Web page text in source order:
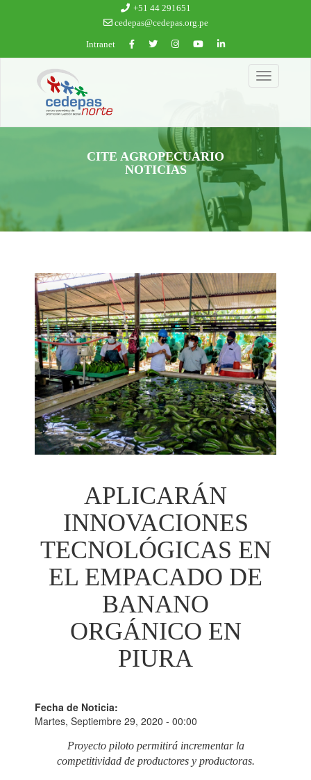
+51 44 291651
cedepas@cedepas.org.pe
Intranet
Toggle
navigation
CITE AGROPECUARIO
NOTICIAS
APLICARÁN
INNOVACIONES
TECNOLÓGICAS EN
EL EMPACADO DE
BANANO
ORGÁNICO EN
PIURA
Fecha de Noticia:
Martes, Septiembre 29, 2020 - 00:00
Proyecto piloto permitirá incrementar la
competitividad de productores y productoras.